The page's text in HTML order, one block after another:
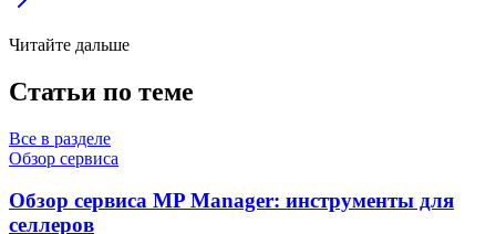
Читайте дальше
Статьи по теме
Все в разделе
Обзор сервиса
Обзор сервиса MP Manager: инструменты для
селлеров